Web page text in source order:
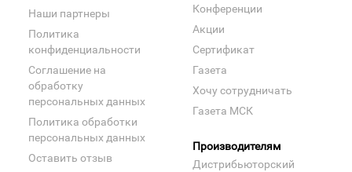
Наши партнеры
Политика
конфиденциальности
Соглашение на
обработку
персональных данных
Политика обработки
персональных данных
Оставить отзыв
Конференции
Акции
Сертификат
Газета
Хочу сотрудничать
Газета МСК
Производителям
Дистрибьюторский